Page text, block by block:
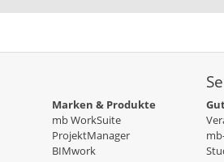
Marken & Produkte
mb WorkSuite
ProjektManager
BIMwork